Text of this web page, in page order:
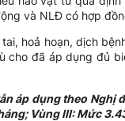
và NLĐ có hợp
hoả hoạn, dịch
đã áp dụng đủ
áp dụng theo Nghị
Vùng III: Mức